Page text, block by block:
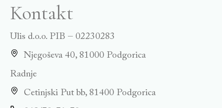
Kontakt
Ulis d.o.o. PIB – 02230283
Njegoševa 40, 81000 Podgorica
Radnje
Cetinjski Put bb, 81400 Podgorica